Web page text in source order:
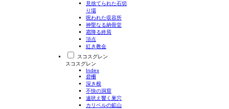
見捨てられた石切
り場
呪われた収容所
神聖なる納骨堂
霜降る終焉
頂点
紅き教会
スコスグレン
スコスグレン
Index
砦柵
深き根
不快の洞窟
遠吠え響く巣穴
カリベルの鉱山